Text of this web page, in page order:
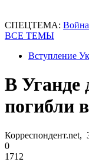
СПЕЦТЕМА:
ВСЕ ТЕМЫ
Вступление
В Уганде
погибли
Корреспондент.net,
0
1712